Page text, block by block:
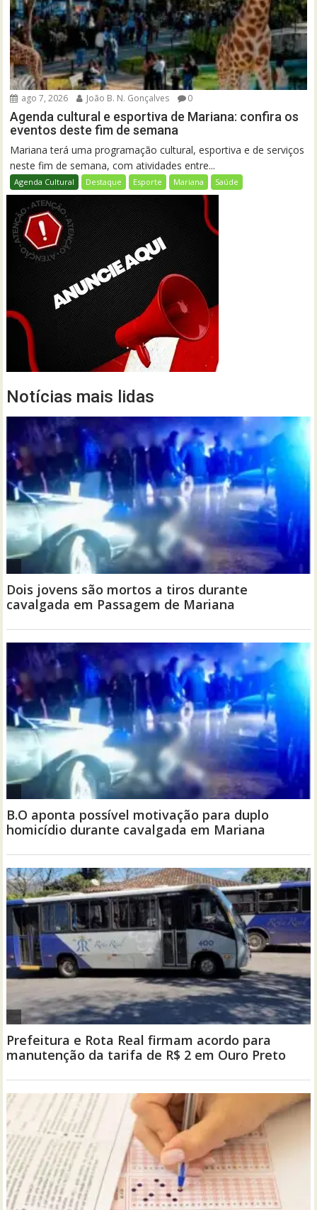
ago 7, 2026 João B. N. Gonçalves 0
Agenda cultural e esportiva de Mariana: confira os
eventos deste fim de semana
Mariana terá uma programação cultural, esportiva e de serviços
neste fim de semana, com atividades entre...
Agenda Cultural Destaque Esporte Mariana Saúde
Notícias mais lidas